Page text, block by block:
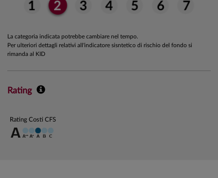
La categoria indicata potrebbe cambiare nel tempo.
Per ulteriori dettagli relativi all'indicatore sisntetico di rischio del fondo si
rimanda al KID
Rating
Rating Costi CFS